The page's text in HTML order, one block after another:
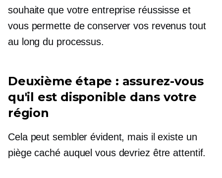
souhaite que votre entreprise réussisse et
vous permette de conserver vos revenus tout
au long du processus.
Deuxième étape : assurez-vous
qu'il est disponible dans votre
région
Cela peut sembler évident, mais il existe un
piège caché auquel vous devriez être attentif.